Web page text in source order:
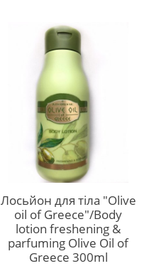
Лосьйон для тіла "Olive
oil of Greece"/Body
lotion freshening &
parfuming Olive Oil of
Greece 300ml